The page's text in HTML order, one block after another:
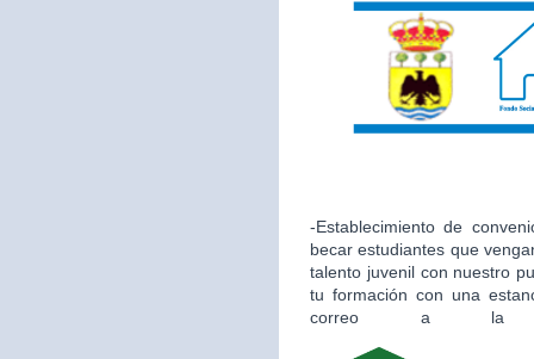
-Establecimiento de
becar estudiantes que
talento juvenil con nuestro
tu formación con una
correo a la